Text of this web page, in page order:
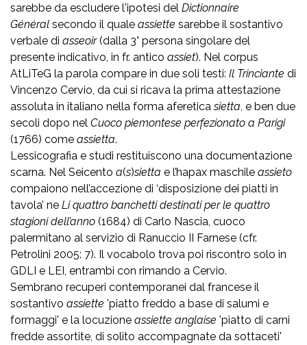
sarebbe da escludere l'ipotesi del Dictionnaire
Général secondo il quale assiette sarebbe il sostantivo
verbale di asseoir(dalla 3° persona singolare del
presente indicativo, in fr. antico assiet). Nel corpus
AtLiTeG la parola compare in due soli testi: Il Trinciante di
Vincenzo Cervio, da cui si ricava la prima attestazione
assoluta in italiano nella forma afereticasietta, e ben due
secoli dopo nel Cuoco piemontese perfezionato a Parigi
(1766) come assietta.
Lessicografia e studi restituiscono una documentazione
scarna. Nel Seicento a(s)sietta e l’hapax maschile assieto
compaiono nell’accezione di ‘disposizione dei piatti in
tavola’ ne Li quattro banchetti destinati per le quattro
stagioni dell’anno (1684) di Carlo Nascia, cuoco
palermitano al servizio di Ranuccio II Farnese (cfr.
Petrolini 2005: 7). Il vocabolo trova poi riscontro solo in
GDLI e LEI, entrambi con rimando a Cervio.
Sembrano recuperi contemporanei dal francese il
sostantivo assiette 'piatto freddo a base di salumi e
formaggi' e la locuzione assiette anglaise 'piatto di carni
fredde assortite, di solito accompagnate da sottaceti'